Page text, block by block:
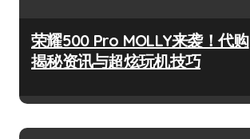
荣耀500 Pro MOLLY来袭！代购
揭秘资讯与超炫玩机技巧